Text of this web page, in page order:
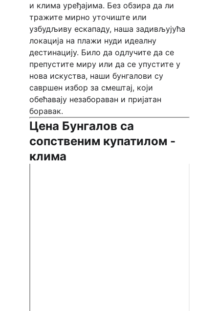
и клима уређајима. Без обзира да ли
тражите мирно уточиште или
узбудљиву ескападу, наша задивљујућа
локација на плажи нуди идеалну
дестинацију. Било да одлучите да се
препустите миру или да се упустите у
нова искуства, наши бунгалови су
савршен избор за смештај, који
обећавају незабораван и пријатан
боравак.
Цена Бунгалов са
сопственим купатилом -
клима